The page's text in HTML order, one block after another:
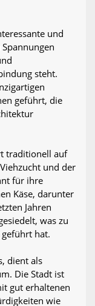
und
steht.
geführt, die
traditionell auf
und der
für ihre
Käse, darunter
Jahren
was zu
hat.
dient als
Die Stadt ist
gut erhaltenen
wie